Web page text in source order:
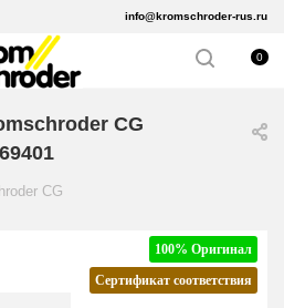
info@kromschroder-rus.ru
0
CG
CG
100% Оригинал
Сертификат соответствия